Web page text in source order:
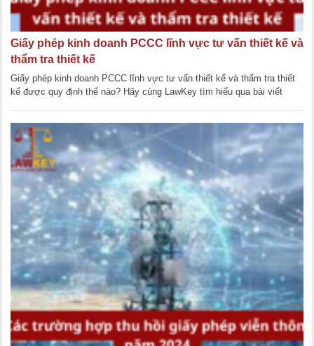
Giấy phép kinh doanh PCCC lĩnh vực tư vấn thiết kế và
thẩm tra thiết kế
Giấy phép kinh doanh PCCC lĩnh vực tư vấn thiết kế và thẩm tra thiết
kế được quy định thế nào? Hãy cùng LawKey tìm hiểu qua bài viết